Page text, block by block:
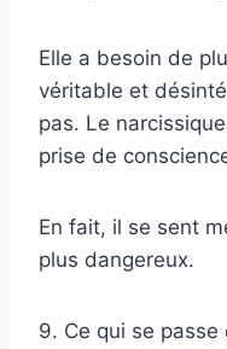
Elle a besoin de
véritable et
pas. Le
prise de
En fait, il se sent
plus dangereux.
9. Ce qui se passe